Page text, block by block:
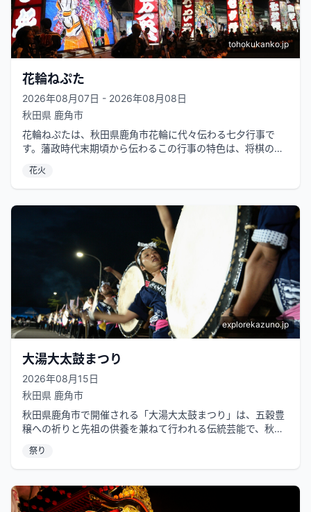
tohokukanko.jp
花輪ねぷた
2026年08月07日 - 2026年08月08日
秋田県 鹿角市
花輪ねぷたは、秋田県鹿角市花輪に代々伝わる七夕行事で
す。藩政時代末期頃から伝わるこの行事の特色は、将棋の駒
花火
explorekazuno.jp
大湯大太鼓まつり
2026年08月15日
秋田県 鹿角市
秋田県鹿角市で開催される「大湯大太鼓まつり」は、五穀豊
穣への祈りと先祖の供養を兼ねて行われる伝統芸能で、秋田
祭り